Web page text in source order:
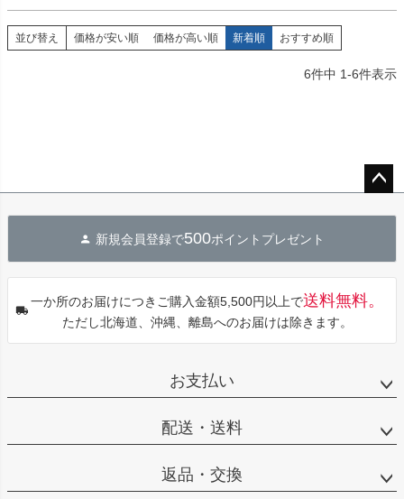
並び替え 価格が安い順 価格が高い順 新着順 おすすめ順
6件中 1-6件表示
へ
新規会員登録で500ポイントプレゼント
一か所のお届けにつきご購入金額5,500円以上で送料無料。
ただし北海道、沖縄、離島へのお届けは除きます。
お支払い
配送・送料
返品・交換